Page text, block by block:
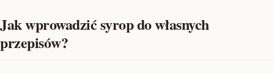
Jak wprowadzić syrop do własnych
przepisów?